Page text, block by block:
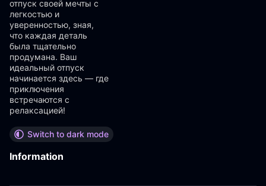
отпуск своей мечты с
легкостью и
уверенностью, зная,
что каждая деталь
была тщательно
продумана. Ваш
идеальный отпуск
начинается здесь — где
приключения
встречаются с
релаксацией!
Switch to dark mode
Information